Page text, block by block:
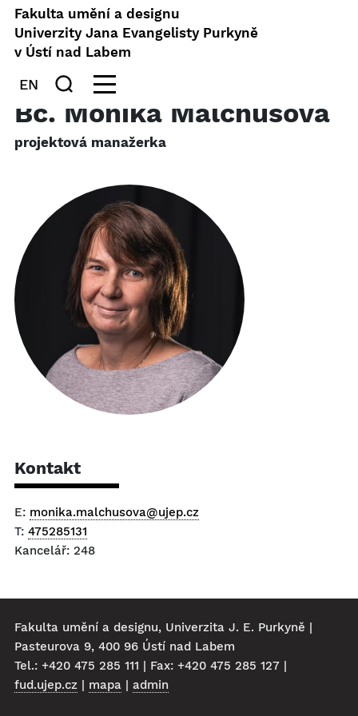
Fakulta umění a designu
Univerzity Jana Evangelisty Purkyně
v Ústí nad Labem
EN
Bc. Monika Malchusová
projektová manažerka
Kontakt
E: monika.malchusova@ujep.cz
T: 475285131
Kancelář: 248
Fakulta umění a designu, Univerzita J. E. Purkyně |
Pasteurova 9, 400 96 Ústí nad Labem
Tel.: +420 475 285 111 | Fax: +420 475 285 127 |
fud.ujep.cz | mapa | admin